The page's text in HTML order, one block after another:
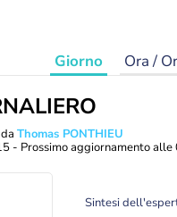
Giorno Ora /
Thomas PONTHIEU
- Prossimo aggiornamento alle
Sintesi